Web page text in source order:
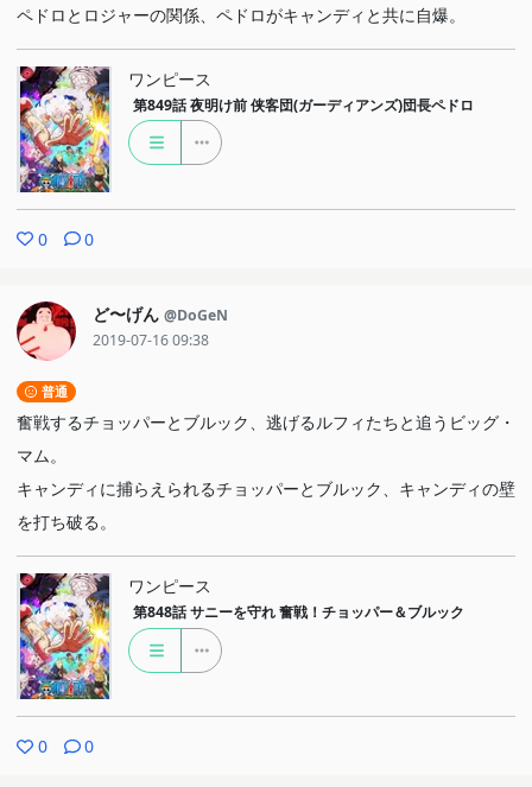
ペドロとロジャーの関係、ペドロがキャンディと共に自爆。
ワンピース
第849話 夜明け前 侠客団(ガーディアンズ)団長ペドロ
0 0
ど〜げん @DoGeN
2019-07-16 09:38
普通
奮戦するチョッパーとブルック、逃げるルフィたちと追うビッグ・
マム。
キャンディに捕らえられるチョッパーとブルック、キャンディの壁
を打ち破る。
ワンピース
第848話 サニーを守れ 奮戦！チョッパー＆ブルック
0 0